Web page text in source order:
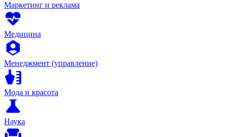
Маркетинг и реклама
Медицина
Менеджмент (управление)
Мода и красота
Наука